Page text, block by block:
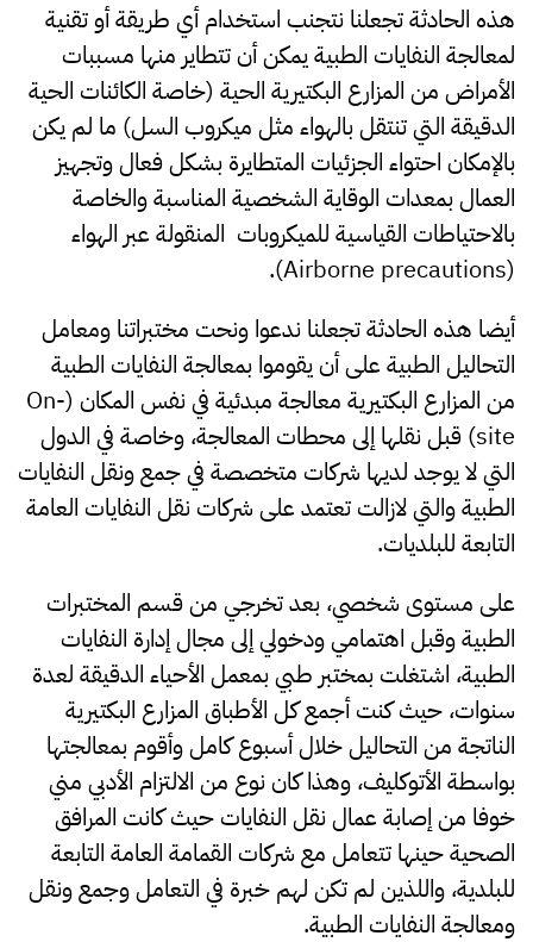
هذه الحادثة تجعلنا نتجنب استخدام أي طريقة أو تقنية
لمعالجة النفايات الطبية يمكن أن تتطاير منها مسببات
الأمراض من المزارع البكتيرية الحية (خاصة الكائنات الحية
الدقيقة التي تنتقل بالهواء مثل ميكروب السل) ما لم يكن
بالإمكان احتواء الجزئيات المتطايرة بشكل فعال وتجهيز
العمال بمعدات الوقاية الشخصية المناسبة والخاصة
بالاحتياطات القياسية للميكروبات المنقولة عبر الهواء
(Airborne precautions).
أيضا هذه الحادثة تجعلنا ندعوا ونحت مختبراتنا ومعامل
التحاليل الطبية على أن يقوموا بمعالجة النفايات الطبية
من المزارع البكتيرية معالجة مبدئية في نفس المكان (On-
site) قبل نقلها إلى محطات المعالجة، وخاصة في الدول
التي لا يوجد لديها شركات متخصصة في جمع ونقل النفايات
الطبية والتي لازالت تعتمد على شركات نقل النفايات العامة
التابعة للبلديات.
على مستوى شخصي، بعد تخرجي من قسم المختبرات
الطبية وقبل اهتمامي ودخولي إلى مجال إدارة النفايات
الطبية، اشتغلت بمختبر طبي بمعمل الأحياء الدقيقة لعدة
سنوات، حيث كنت أجمع كل الأطباق المزارع البكتيرية
الناتجة من التحاليل خلال أسبوع كامل وأقوم بمعالجتها
بواسطة الأتوكليف، وهذا كان نوع من الالتزام الأدبي مني
خوفا من إصابة عمال نقل النفايات حيث كانت المرافق
الصحية حينها تتعامل مع شركات القمامة العامة التابعة
للبلدية، واللذين لم تكن لهم خبرة في التعامل وجمع ونقل
ومعالجة النفايات الطبية.